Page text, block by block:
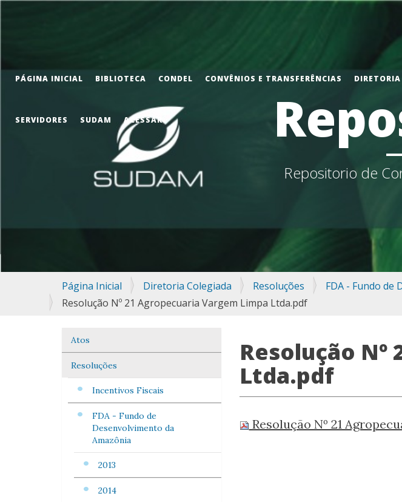
Repositorio de
PÁGINA INICIAL BIBLIOTECA CONDEL CONVÊNIOS E TRANSFERÊNCIAS
SERVIDORES SUDAM ACESSAR
Você
está
aqui:
Página Inicial Diretoria Colegiada Resoluções FDA - Fundo de
Resolução Nº 21 Agropecuaria Vargem Limpa Ltda.pdf
Navegação
Atos
Resoluções
Incentivos Fiscais
FDA - Fundo de
Desenvolvimento da
Amazônia
2013
2014
Resolução
Ltda.pdf
Resolução Nº 21